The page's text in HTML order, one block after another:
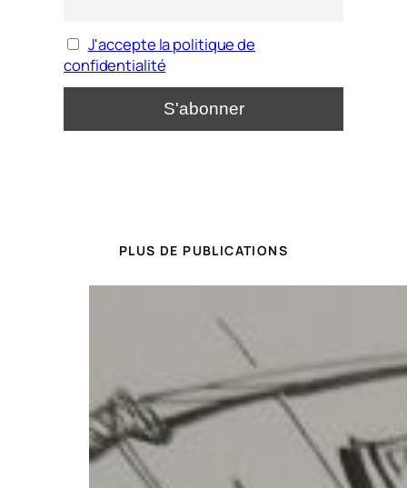
J'accepte la politique de
confidentialité
PLUS DE PUBLICATIONS